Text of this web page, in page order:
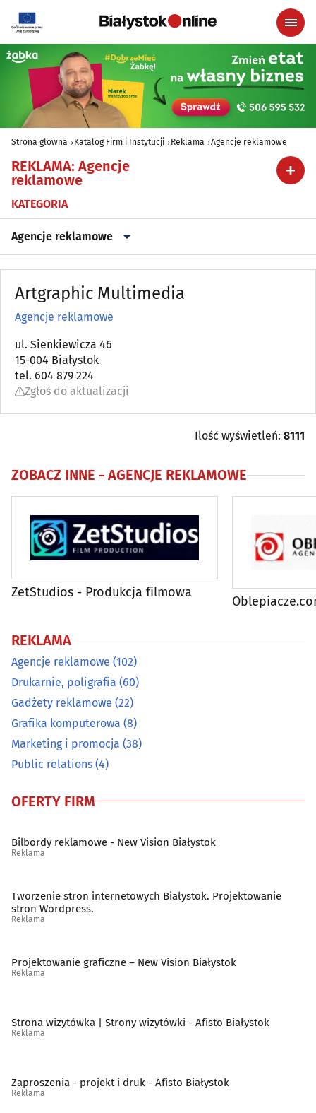
Strona główna Katalog Firm i Instytucji Reklama Agencje reklamowe
REKLAMA: Agencje
reklamowe
KATEGORIA
Agencje reklamowe
Agencje reklamowe(102)
Drukarnie, poligrafia
Gadżety reklamowe
Grafika komputerowa
Marketing i promocja(38)
Artgraphic Multimedia
Agencje reklamowe
ul. Sienkiewicza 46
15-004 Białystok
tel. 604 879 224
Zgłoś do aktualizacji
Ilość wyświetleń: 8111
ZOBACZ INNE - AGENCJE REKLAMOWE
ZetStudios - Produkcja filmowa
REKLAMA
Agencje reklamowe (102)
Drukarnie, poligrafia (60)
Gadżety reklamowe (22)
Grafika komputerowa (8)
Marketing i promocja (38)
Public relations (4)
OFERTY FIRM
Bilbordy reklamowe - New Vision Białystok
Reklama
Tworzenie stron internetowych Białystok. Projektowanie
stron Wordpress.
Reklama
Projektowanie graficzne – New Vision Białystok
Reklama
Strona wizytówka | Strony wizytówki - Afisto Białystok
Reklama
Zaproszenia - projekt i druk - Afisto Białystok
Reklama